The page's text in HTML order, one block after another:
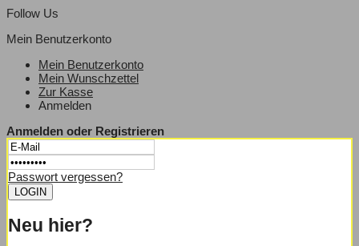
Follow Us
Mein Benutzerkonto
Mein Benutzerkonto
Mein Wunschzettel
Zur Kasse
Anmelden
Anmelden oder Registrieren
Passwort vergessen?
Neu hier?